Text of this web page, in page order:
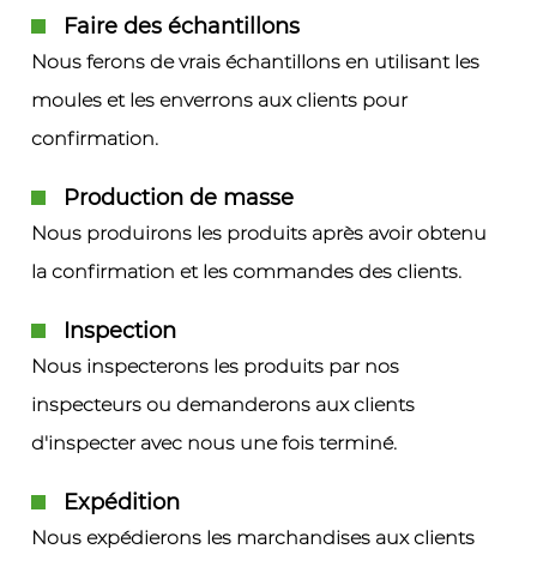
Faire des échantillons
Nous ferons de vrais échantillons en utilisant les
moules et les enverrons aux clients pour
confirmation.
Production de masse
Nous produirons les produits après avoir obtenu
la confirmation et les commandes des clients.
Inspection
Nous inspecterons les produits par nos
inspecteurs ou demanderons aux clients
d'inspecter avec nous une fois terminé.
Expédition
Nous expédierons les marchandises aux clients